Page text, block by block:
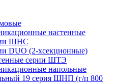
настенные
ШНС
DUO (2-хсекционные)
серии ШТЭ
напольные
19 серия ШНП (г/п 800